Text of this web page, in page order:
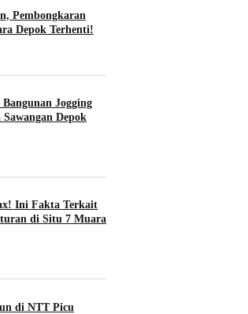
Pembongkaran
Depok Terhenti!
Jogging
Depok
Ini Fakta Terkait
di Situ 7 Muara
di NTT Picu